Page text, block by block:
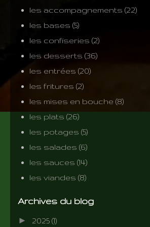
les accompagnements (22)
les bases (5)
les confiseries (2)
les desserts (36)
les entrées (20)
les fritures (2)
les mises en bouche (8)
les plats (26)
les potages (5)
les salades (6)
les sauces (14)
les viandes (8)
Archives du blog
► 2025 (1)